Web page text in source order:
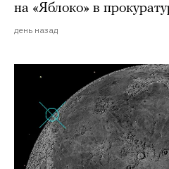
на «Яблоко» в
день назад